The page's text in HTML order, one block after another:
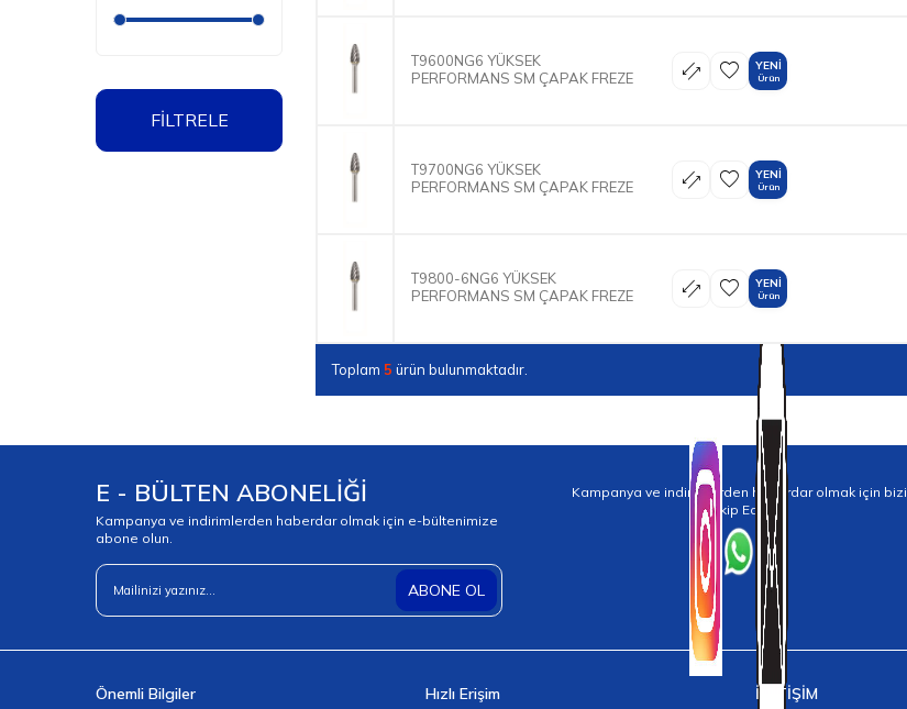
Küre Uçlu Çam Ekstra
FİLTRELE
T9600NG6 YÜKSEK
PERFORMANS SM ÇAPAK FREZE
YENI
Ürün
T9700NG6 YÜKSEK
PERFORMANS SM ÇAPAK FREZE
YENI
Ürün
T9800-6NG6 YÜKSEK
PERFORMANS SM ÇAPAK FREZE
YENI
Ürün
Toplam 5 ürün bulunmaktadır.
E - BÜLTEN ABONELİĞİ
Kampanya ve indirimlerden haberdar olmak için e-bültenimize
abone olun.
ABONE OL
Kampanya ve indirimlerden haberdar olmak için bizi
Takip Edin!
Önemli Bilgiler Hızlı Erişim İLETİŞİM